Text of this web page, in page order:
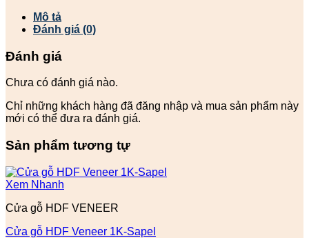
Mô tả
Đánh giá (0)
Đánh giá
Chưa có đánh giá nào.
Chỉ những khách hàng đã đăng nhập và mua sản phẩm này
mới có thể đưa ra đánh giá.
Sản phẩm tương tự
Xem Nhanh
Cửa gỗ HDF VENEER
Cửa gỗ HDF Veneer 1K-Sapel